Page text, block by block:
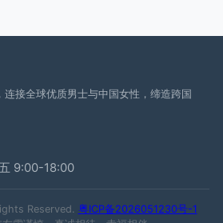
接全球优质男士与中国女性，缔造跨国
9:00-18:00
Reserved. 粤ICP备2026051230号-1